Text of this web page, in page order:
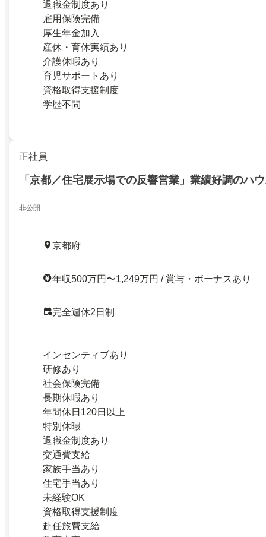
退職金制度あり
雇用保険完備
厚生年金加入
産休・育休実績あり
介護休暇あり
育児サポートあり
資格取得支援制度
学歴不問
正社員
「京都／住宅展示場での反響営業」業績好調のハ
非公開
京都府
年収500万円〜1,249万円 / 賞与・ボーナスあり
完全週休2日制
インセンティブあり
研修あり
社会保険完備
長期休暇あり
年間休日120日以上
特別休暇
退職金制度あり
交通費支給
家族手当あり
住宅手当あり
未経験OK
資格取得支援制度
赴任旅費支給